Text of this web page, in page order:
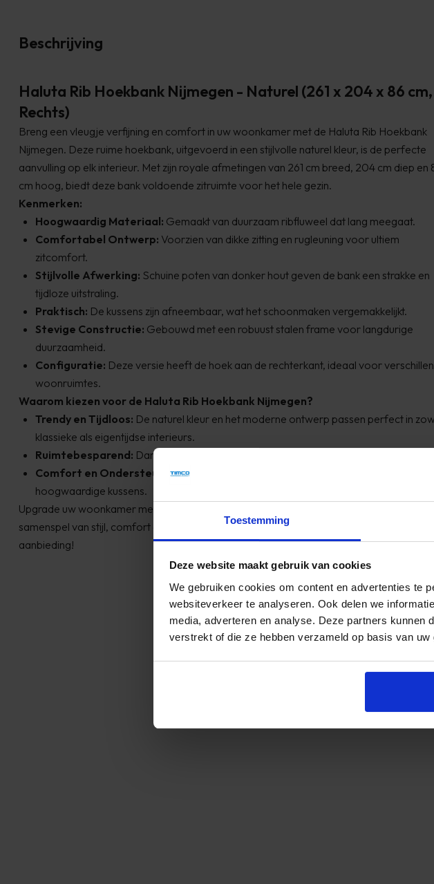
Toestemming
Deze website maakt gebruik van cookies
We gebruiken cookies om content en advertenties te
websiteverkeer te analyseren. Ook delen we
media, adverteren en analyse. Deze partners kunnen
verstrekt of die ze hebben verzameld op basis van
Beschrijving
Haluta Rib Hoekbank Nijmegen - Naturel (261 x 204 x 86 cm,
Rechts)
Breng een vleugje verfijning en comfort in uw woonkamer met de Haluta Rib Hoekbank
Nijmegen. Deze ruime hoekbank, uitgevoerd in een stijlvolle naturel kleur, is de perfecte
aanvulling op elk interieur. Met zijn royale afmetingen van 261 cm breed, 204 cm diep en
cm hoog, biedt deze bank voldoende zitruimte voor het hele gezin.
Kenmerken:
Hoogwaardig Materiaal: Gemaakt van duurzaam ribfluweel dat lang meegaat.
Comfortabel Ontwerp: Voorzien van dikke zitting en rugleuning voor ultiem
zitcomfort.
Stijlvolle Afwerking: Schuine poten van donker hout geven de bank een strakke en
tijdloze uitstraling.
Praktisch: De kussens zijn afneembaar, wat het schoonmaken vergemakkelijkt.
Stevige Constructie: Gebouwd met een robuust stalen frame voor langdurige
duurzaamheid.
Configuratie: Deze versie heeft de hoek aan de rechterkant, ideaal voor
woonruimtes.
Waarom kiezen voor de Haluta Rib Hoekbank Nijmegen?
Trendy en Tijdloos: De naturel kleur en het moderne ontwerp passen perfect in
klassieke als eigentijdse interieurs.
Ruimtebesparend: Dankzij het hoekontwerp benut u de beschikbare ruimte
Comfort en Ondersteuning:Geniet van langdurig zitcomfort dankzij de
hoogwaardige kussens.
Upgrade uw woonkamer met de Haluta Rib Hoekbank Nijmegen en ervaar het perfecte
samenspel van stijl, comfort en functionaliteit. Bestel nu en profiteer van onze speciale
aanbieding!